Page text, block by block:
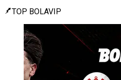
TOP BOLAVIP